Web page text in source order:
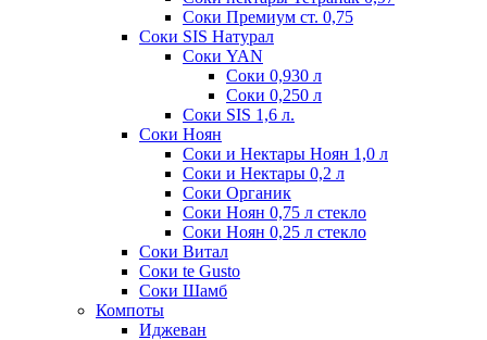
Соки Премиум ст. 0,75
Соки SIS Натурал
Соки YAN
Соки 0,930 л
Соки 0,250 л
Соки SIS 1,6 л.
Соки Ноян
Соки и Нектары Ноян 1,0 л
Соки и Нектары 0,2 л
Соки Органик
Соки Ноян 0,75 л стекло
Соки Ноян 0,25 л стекло
Соки Витал
Соки te Gusto
Соки Шамб
Компоты
Иджеван